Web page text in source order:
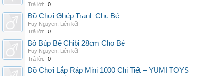
Trả lời:
0
Đồ Chơi Ghép Tranh Cho Bé
Huy Nguyen Liên kết
Trả lời:
0
Bộ Búp Bê Chibi 28cm Cho Bé
Huy Nguyen Liên kết
Trả lời:
0
Đồ Chơi Lắp Ráp Mini 1000 Chi Tiết – YUMI TOYS